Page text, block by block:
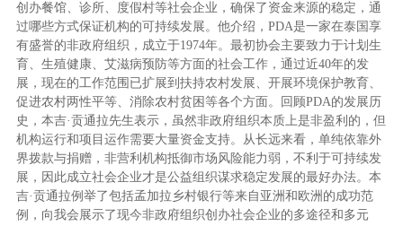
创办餐馆、诊所、度假村等社会企业，确保了资金来源的稳定，通
过哪些方式保证机构的可持续发展。他介绍，PDA是一家在泰国享
有盛誉的非政府组织，成立于1974年。最初协会主要致力于计划生
育、生殖健康、艾滋病预防等方面的社会工作，通过近40年的发
展，现在的工作范围已扩展到扶持农村发展、开展环境保护教育、
促进农村两性平等、消除农村贫困等各个方面。回顾PDA的发展历
史，本吉·贡通拉先生表示，虽然非政府组织本质上是非盈利的，但
机构运行和项目运作需要大量资金支持。从长远来看，单纯依靠外
界拨款与捐赠，非营利机构抵御市场风险能力弱，不利于可持续发
展，因此成立社会企业才是公益组织谋求稳定发展的最好办法。本
吉·贡通拉例举了包括孟加拉乡村银行等来自亚洲和欧洲的成功范
例，向我会展示了现今非政府组织创办社会企业的多途径和多元